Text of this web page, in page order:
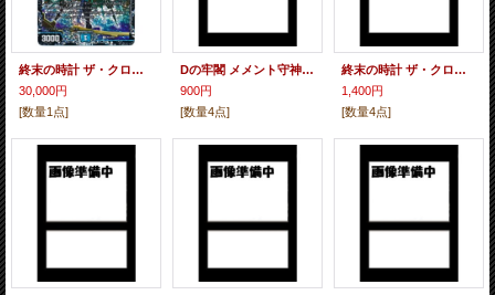
終末の時計 ザ・クロック【デュエル・マスターズグランプリ6th上位64チーム贈呈賞品】
30,000円
[数量1点]
Dの牢閣 メメント守神宮【デュエル・マスターズグランプリ6th参加賞】
900円
[数量4点]
終末の時計 ザ・クロック【6th公認チャンピオンシップ上位8名贈呈商品】
1,400円
[数量4点]